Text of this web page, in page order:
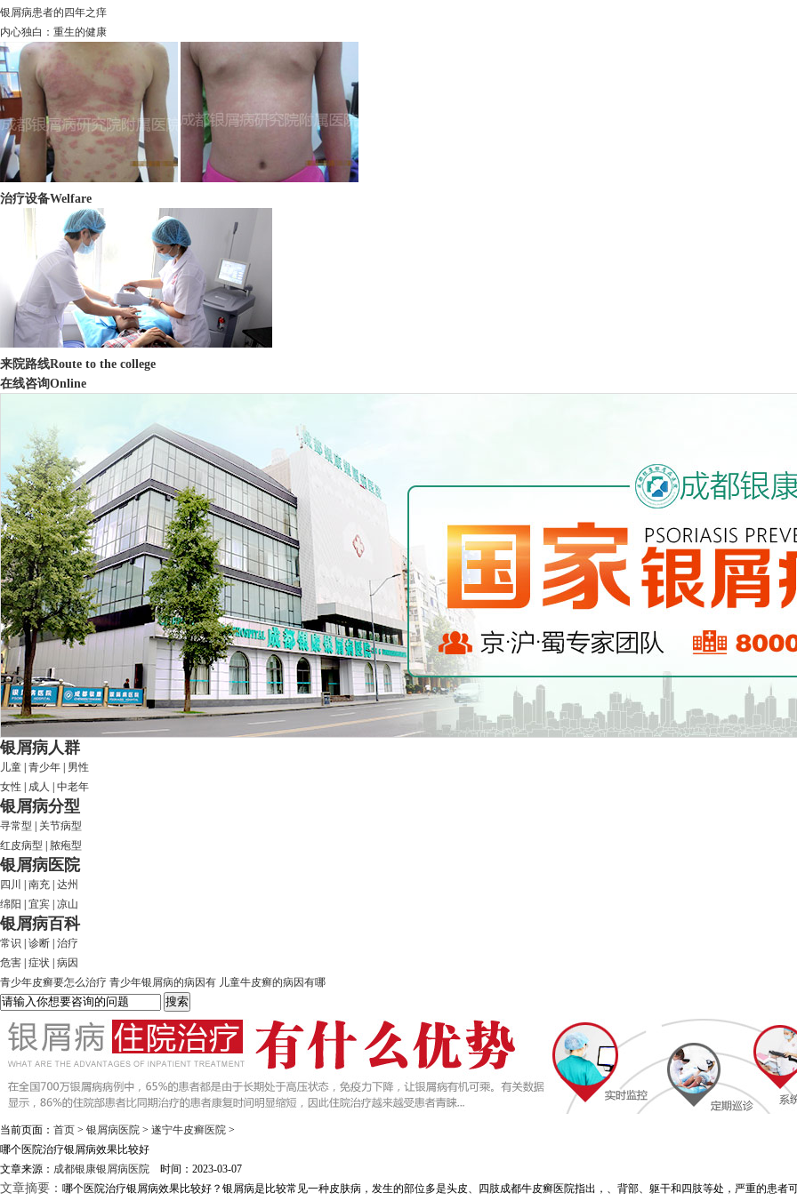
银屑病患者的四年之痒
内心独白：重生的健康
治疗设备Welfare
来院路线Route to the college
在线咨询Online
银屑病人群
儿童 青少年
男性
女性
成人 中老年
银屑病分型
寻常型
关节病型
红皮病型
脓疱型
银屑病医院
四川 南充 达州
绵阳
宜宾 凉山
银屑病百科
常识 诊断 治疗
危害 症状 病因
青少年皮癣要怎么治疗 青少年银屑病的病因有 儿童牛皮癣的病因有哪
当前页面： 首页 > 银屑病医院 > 遂宁牛皮癣医院 >
哪个医院治疗银屑病效果比较好
文章来源： 成都银康银屑病医院 时间：2023-03-07
文章摘要： 哪个医院治疗银屑病效果比较好？银屑病是比较常见一种皮肤病，发生的部位多是头皮、四肢成都牛皮癣医院指出，、背部、躯干和四肢等处，严重的患